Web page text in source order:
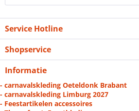
Service Hotline
Shopservice
Informatie
- carnavalskleding Oeteldonk Brabant
- carnavalskleding Limburg 2027
- Feestartikelen accessoires